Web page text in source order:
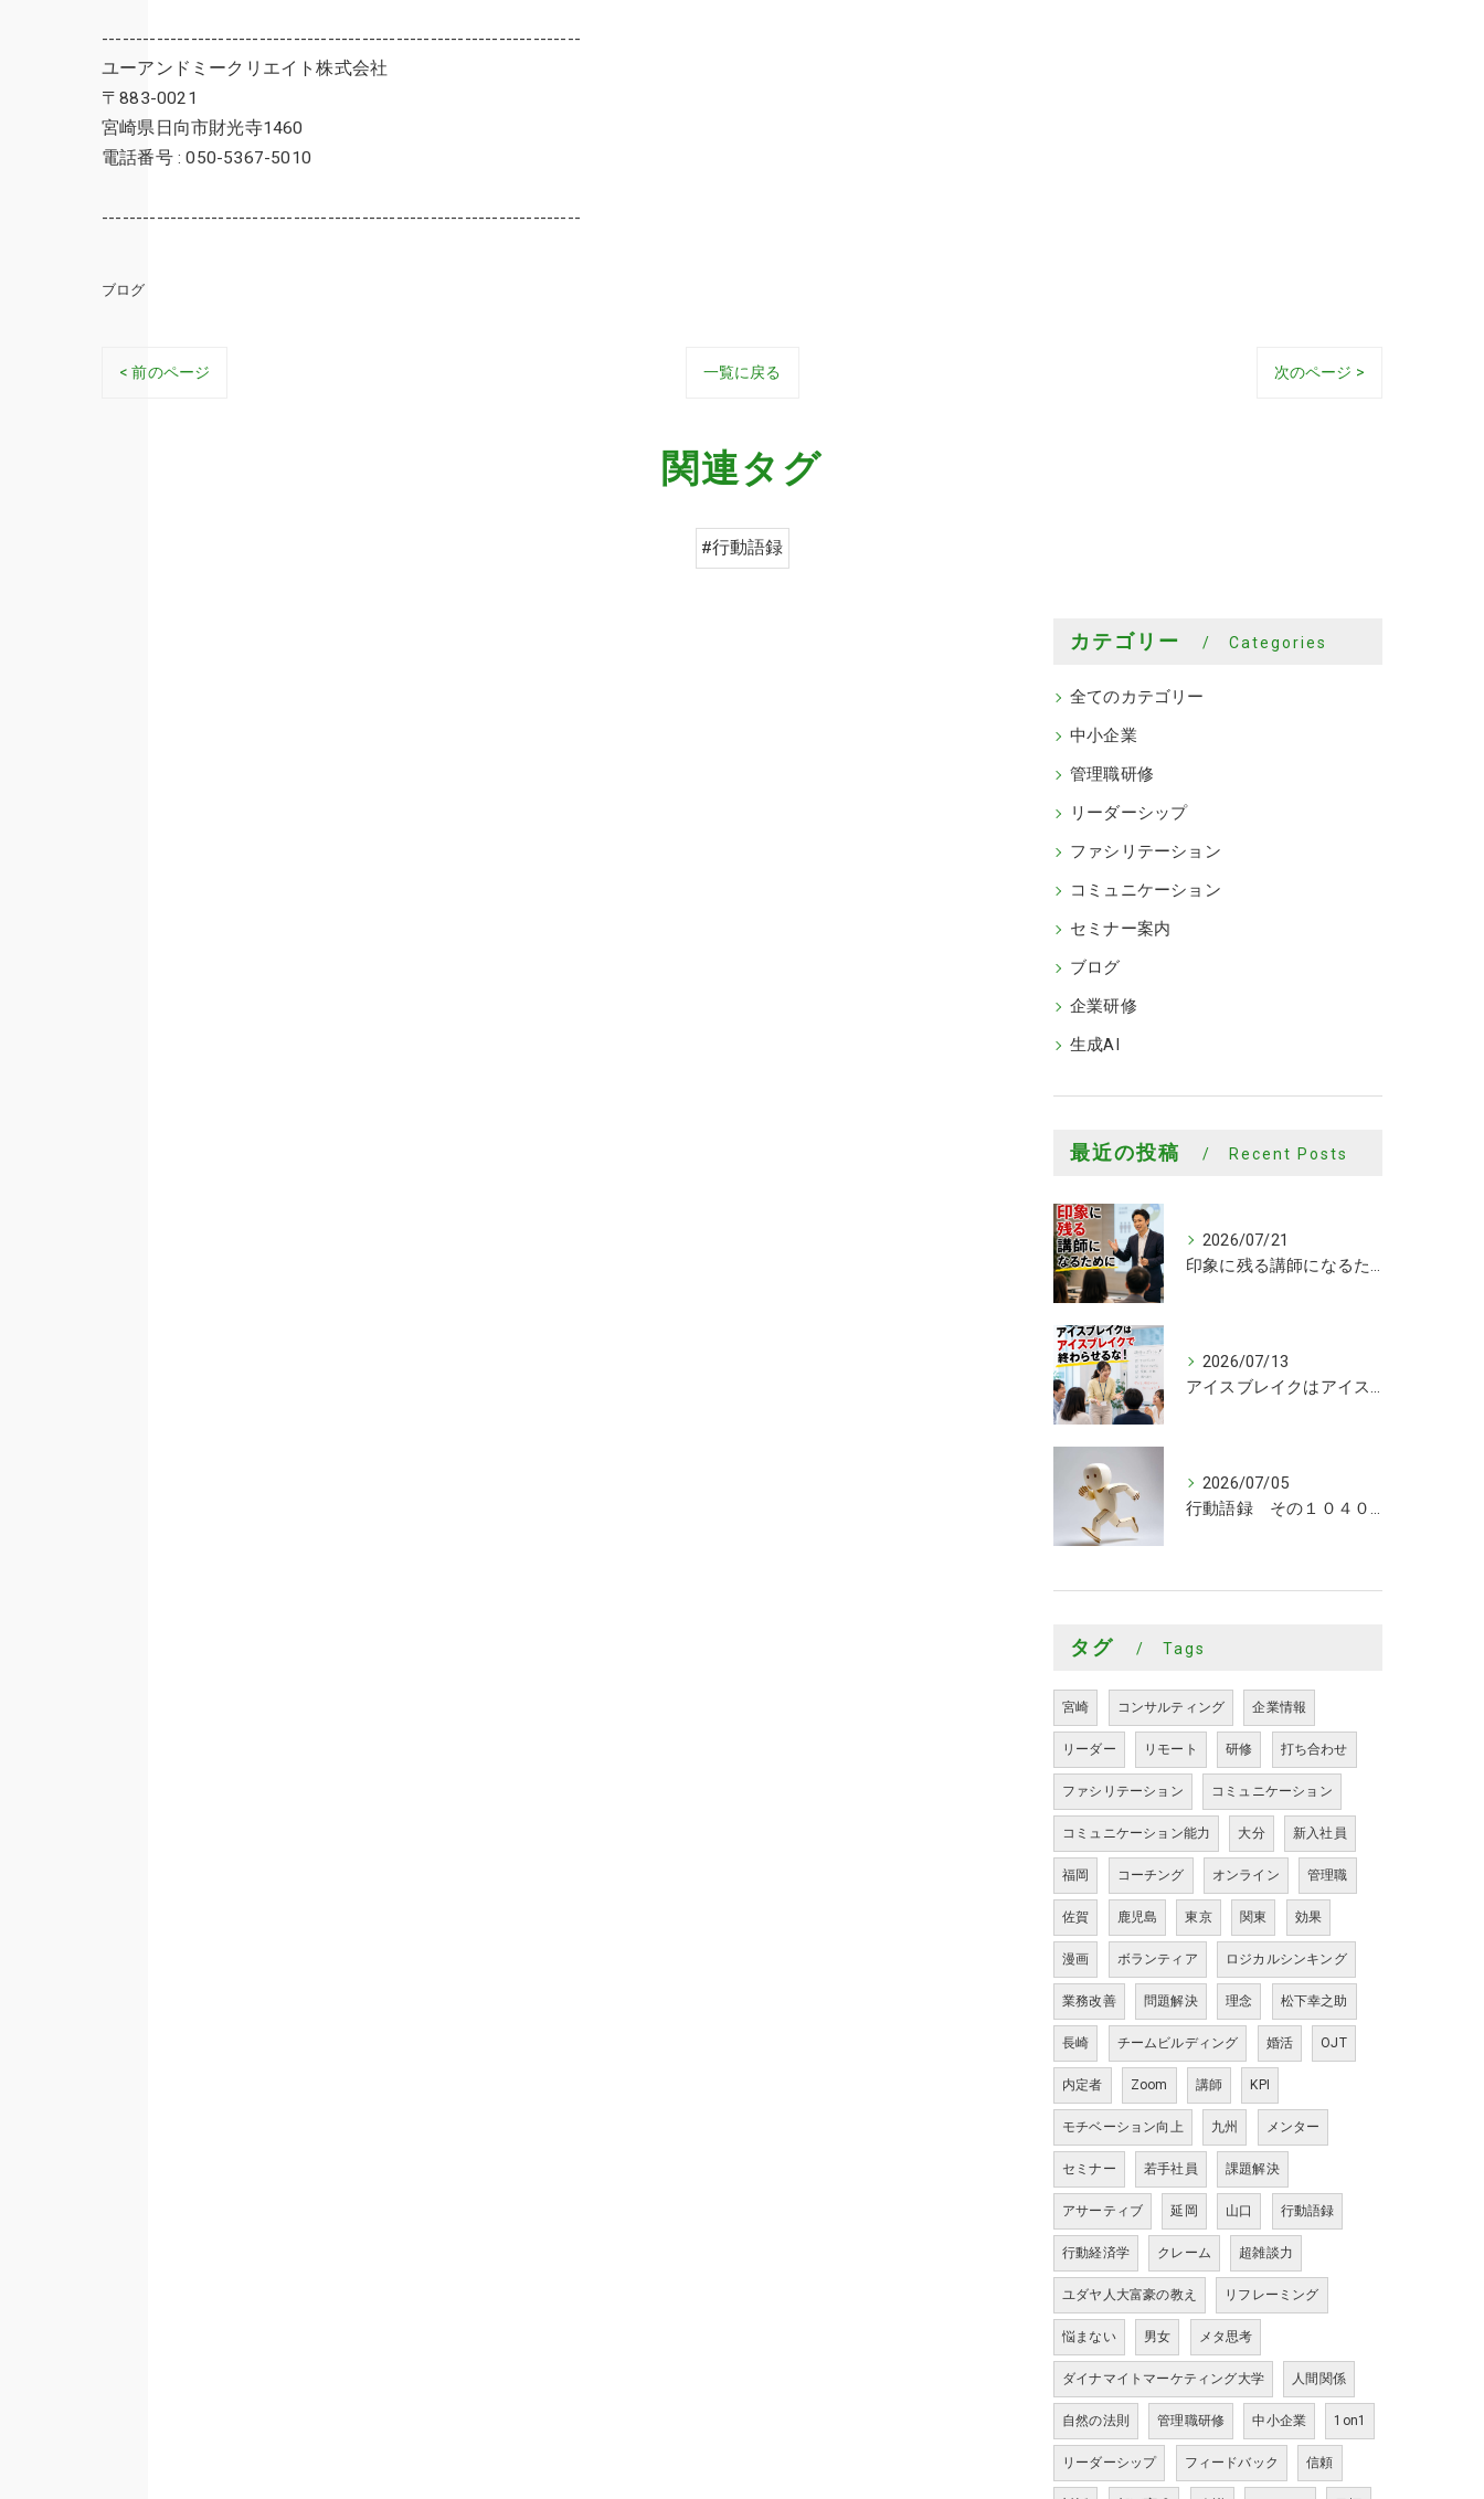
----------------------------------------------------------------------
ユーアンドミークリエイト株式会社
〒883-0021
宮崎県日向市財光寺1460
電話番号 : 050-5367-5010
----------------------------------------------------------------------
ブログ
< 前のページ 一覧に戻る 次のページ >
関連タグ
#行動語録
カテゴリー Categories
全てのカテゴリー
中小企業
管理職研修
リーダーシップ
ファシリテーション
コミュニケーション
セミナー案内
ブログ
企業研修
生成AI
最近の投稿 Recent Posts
2026/07/21
印象に残る講師になるために
2026/07/13
アイスブレイクはアイスブレイクで終わらせるな！
2026/07/05
行動語録 その１０４０ 行動あるのみ！
タグ Tags
宮崎 コンサルティング 企業情報
リーダー リモート 研修 打ち合わせ
ファシリテーション コミュニケーション
コミュニケーション能力 大分 新入社員
福岡 コーチング オンライン 管理職
佐賀 鹿児島 東京 関東 効果
漫画 ボランティア ロジカルシンキング
業務改善 問題解決 理念 松下幸之助
長崎 チームビルディング 婚活 OJT
内定者 Zoom 講師 KPI
モチベーション向上 九州 メンター
セミナー 若手社員 課題解決
アサーティブ 延岡 山口 行動語録
行動経済学 クレーム 超雑談力
ユダヤ人大富豪の教え リフレーミング
悩まない 男女 メタ思考
ダイナマイトマーケティング大学 人間関係
自然の法則 管理職研修 中小企業 1on1
リーダーシップ フィードバック 信頼